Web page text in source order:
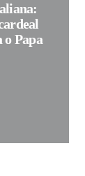
Papa